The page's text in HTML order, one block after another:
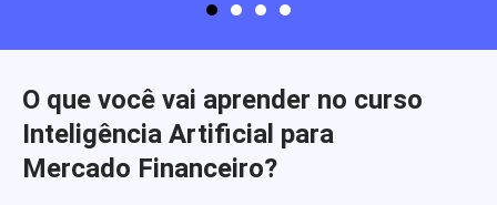
O que você vai aprender no curso
Inteligência Artificial para
Mercado Financeiro?